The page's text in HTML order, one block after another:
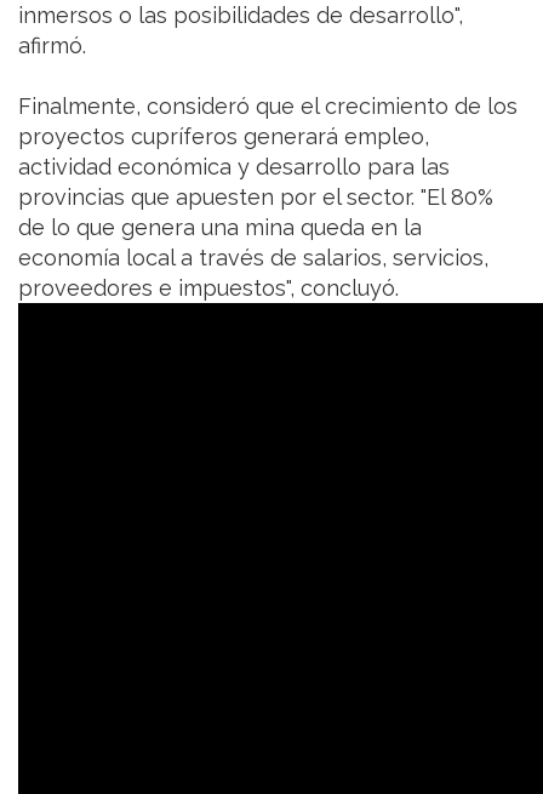
inmersos o las posibilidades de desarrollo",
afirmó.
Finalmente, consideró que el crecimiento de los
proyectos cupríferos generará empleo,
actividad económica y desarrollo para las
provincias que apuesten por el sector. "El 80%
de lo que genera una mina queda en la
economía local a través de salarios, servicios,
proveedores e impuestos", concluyó.